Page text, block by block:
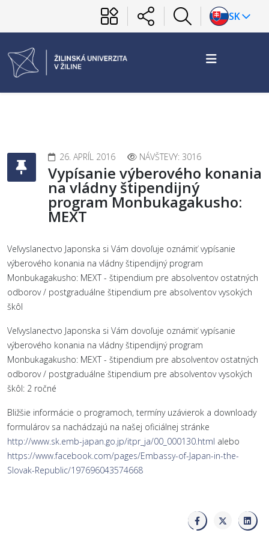
SK
26. APRÍL 2016 NÁVŠTEVY: 3016
Vypísanie výberového konania
na vládny štipendijný
program Monbukagakusho:
MEXT
Veľvyslanectvo Japonska si Vám dovoľuje oznámiť vypísanie
výberového konania na vládny štipendijný program
Monbukagakusho: MEXT - štipendium pre absolventov ostatných
odborov / postgraduálne štipendium pre absolventov vysokých
škôl
Veľvyslanectvo Japonska si Vám dovoľuje oznámiť vypísanie
výberového konania na vládny štipendijný program
Monbukagakusho: MEXT - štipendium pre absolventov ostatných
odborov / postgraduálne štipendium pre absolventov vysokých
škôl: 2 ročné
Bližšie informácie o programoch, termíny uzávierok a downloady
formulárov sa nachádzajú na našej oficiálnej stránke
http://www.sk.emb-japan.go.jp/itpr_ja/00_000130.html alebo
https://www.facebook.com/pages/Embassy-of-Japan-in-the-
Slovak-Republic/197696043574668